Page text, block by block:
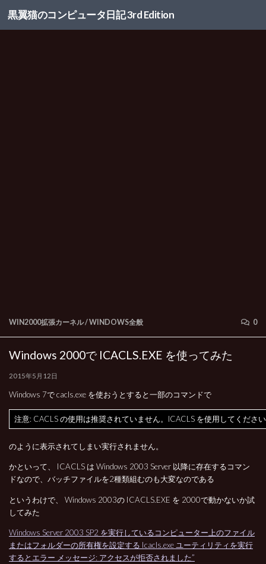
コンテンツへスキップ
黒翼猫のコンピュータ日記 3rd Edition
WIN2000拡張カーネル/WINDOWS全般 0
Windows 2000で ICACLS.EXE を使ってみた
2015年5月12日
Windows 7で cacls.exe を使おうとすると一部のコマンドで
注意: CACLS の使用は推奨されていません。ICACLS を使用してくださ
のように表示されてしまい実行されません。
かといって、 ICACLS は Windows 2003 Server 以降に存在するコマン
ドなので、バッチファイルを2種類組むのも大変なのである
というわけで、 Windows 2003の ICACLS.EXE を 2000で動かないか試
してみた
Windows Server 2003 SP2 を実行しているコンピューター上のファイル
またはフォルダーの所有権を設定する Icacls.exe ユーティリティを実行
するとエラー メッセージ: アクセスが拒否されました”